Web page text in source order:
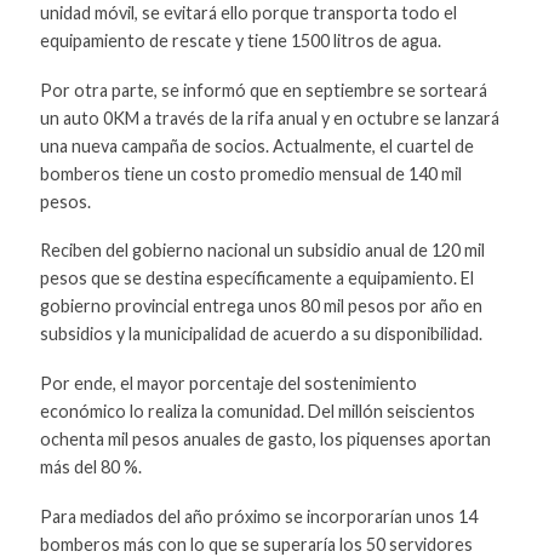
unidad móvil, se evitará ello porque transporta todo el
equipamiento de rescate y tiene 1500 litros de agua.
Por otra parte, se informó que en septiembre se sorteará
un auto 0KM a través de la rifa anual y en octubre se lanzará
una nueva campaña de socios. Actualmente, el cuartel de
bomberos tiene un costo promedio mensual de 140 mil
pesos.
Reciben del gobierno nacional un subsidio anual de 120 mil
pesos que se destina específicamente a equipamiento. El
gobierno provincial entrega unos 80 mil pesos por año en
subsidios y la municipalidad de acuerdo a su disponibilidad.
Por ende, el mayor porcentaje del sostenimiento
económico lo realiza la comunidad. Del millón seiscientos
ochenta mil pesos anuales de gasto, los piquenses aportan
más del 80 %.
Para mediados del año próximo se incorporarían unos 14
bomberos más con lo que se superaría los 50 servidores